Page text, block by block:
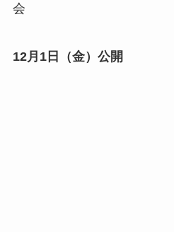
会
12月1日（金）公開